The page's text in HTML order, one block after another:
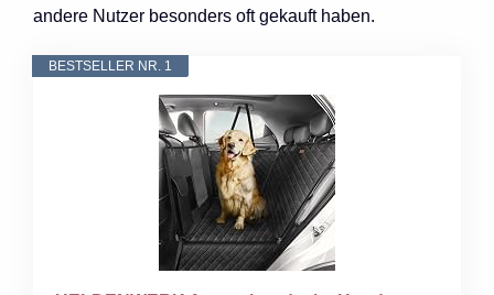
andere Nutzer besonders oft gekauft haben.
BESTSELLER NR. 1